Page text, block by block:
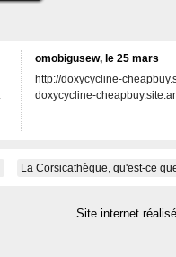
omobigusew, le 25 mars
http://doxycycline-
doxycycline-
La Corsicathèque, qu'est-ce
Site internet